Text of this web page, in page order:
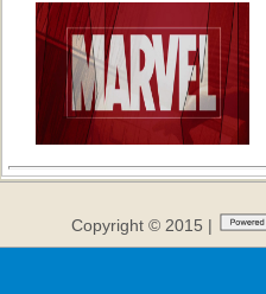
Copyright © 2015 |